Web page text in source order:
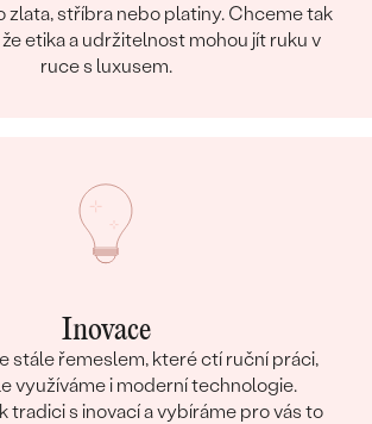
zlata, stříbra nebo platiny. Chceme tak
etika a udržitelnost mohou jít ruku v
ruce s luxusem.
Inovace
stále řemeslem, které ctí ruční práci,
využíváme i moderní technologie.
tradici s inovací a vybíráme pro vás to